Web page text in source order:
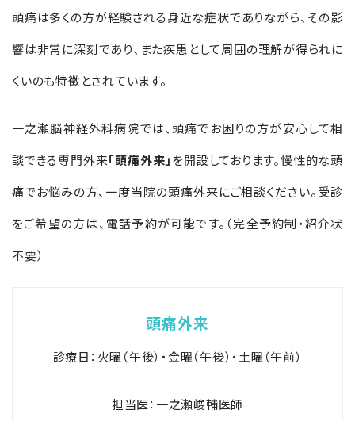
頭痛は多くの方が経験される身近な症状でありながら、その影
響は非常に深刻であり、また疾患として周囲の理解が得られに
くいのも特徴とされています。
一之瀬脳神経外科病院では、頭痛でお困りの方が安心して相
談できる専門外来「頭痛外来」を開設しております。慢性的な頭
痛でお悩みの方、一度当院の頭痛外来にご相談ください。受診
をご希望の方は、電話予約が可能です。（完全予約制・紹介状
不要）
頭痛外来
診療日：火曜（午後）・金曜（午後）・土曜（午前）
担当医：一之瀬峻輔医師